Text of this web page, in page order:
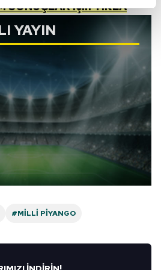
hatırlatmak isteriz.
bu çerezlere izin vermedikleri
reklamlar
sunabilmek için İnternet
üçüncü kişilere ait çerezler
vasıtasıyla çeşitli kişisel
gerekli olan çerezler bilgi
amacıyla
çerezler, sitemizin daha işlevsel
Çerezlere ilişkin detaylı bilgi
SONUÇLARiçin TIKLA
YAYIN
#MILLI PIYANGO